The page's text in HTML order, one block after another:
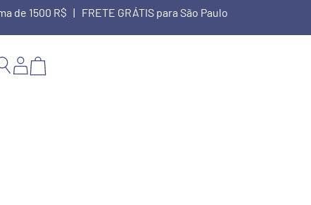
de 1500 R$ | FRETE GRÁTIS para São Paulo